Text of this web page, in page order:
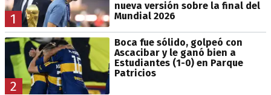
1
nueva versión sobre la final del
Mundial 2026
2
Boca fue sólido, golpeó con
Ascacibar y le ganó bien a
Estudiantes (1-0) en Parque
Patricios